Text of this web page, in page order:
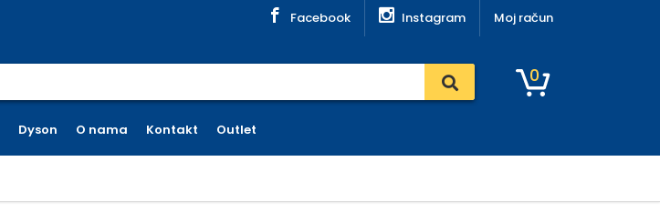
Facebook Instagram Moj račun
0
Dyson O nama Kontakt Outlet